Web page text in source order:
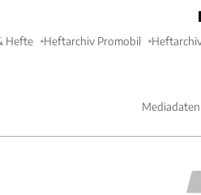
Hefte Heftarchiv Promobil